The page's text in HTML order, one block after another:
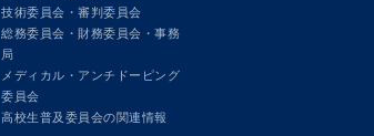
技術委員会・審判委員会
総務委員会・財務委員会・事務
局
メディカル・アンチドーピング
委員会
高校生普及委員会の関連情報